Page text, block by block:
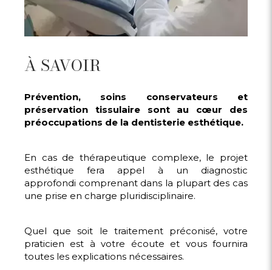
À SAVOIR
Prévention, soins conservateurs et
préservation tissulaire sont au cœur des
préoccupations de la dentisterie esthétique.
En cas de thérapeutique complexe, le projet
esthétique fera appel à un diagnostic
approfondi comprenant dans la plupart des cas
une prise en charge pluridisciplinaire.
Quel que soit le traitement préconisé, votre
praticien est à votre écoute et vous fournira
toutes les explications nécessaires.